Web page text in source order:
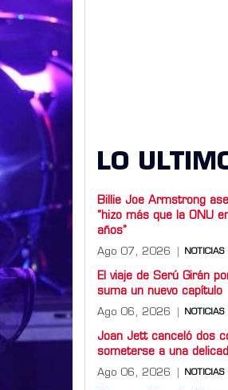
LO
Billie Joe Armstrong
“hizo más que la ONU
años”
Ago 07, 2026 NOTICIAS
El viaje de Serú Girán
suma un nuevo capítulo
Ago 06, 2026 NOTICIAS
Joan Jett canceló dos
someterse a una
Ago 06, 2026 NOTICIAS